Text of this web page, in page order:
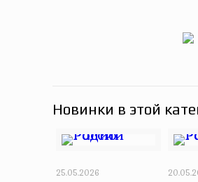
Новинки в этой
25.05.2026